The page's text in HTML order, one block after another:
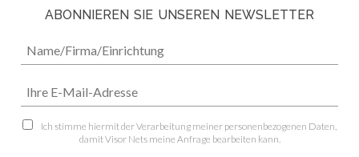
ABONNIEREN SIE UNSEREN NEWSLETTER
Ich stimme hiermit der Verarbeitung meiner personenbezogenen Daten,
damit Visor Nets meine Anfrage bearbeiten kann.